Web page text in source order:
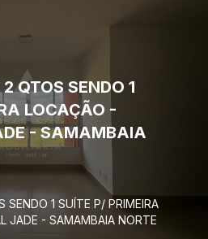
QTOS SENDO 1
LOCAÇÃO -
- SAMAMBAIA
1 SUÍTE P/ PRIMEIRA
JADE - SAMAMBAIA NORTE